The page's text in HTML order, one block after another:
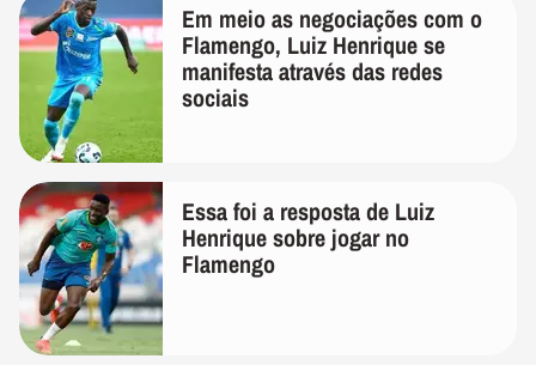
Em meio as negociações com o
Flamengo, Luiz Henrique se
manifesta através das redes
sociais
Essa foi a resposta de Luiz
Henrique sobre jogar no
Flamengo